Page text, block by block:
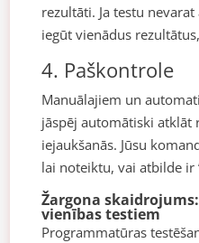
rezultāti. Ja testu
iegūt vienādus
4. Paškontrole
Manuālajiem un
jāspēj automātiski atklāt
iejaukšanās. Jūsu
lai noteiktu, vai atbilde ir
Žargona
vienības testiem
Programmatūras